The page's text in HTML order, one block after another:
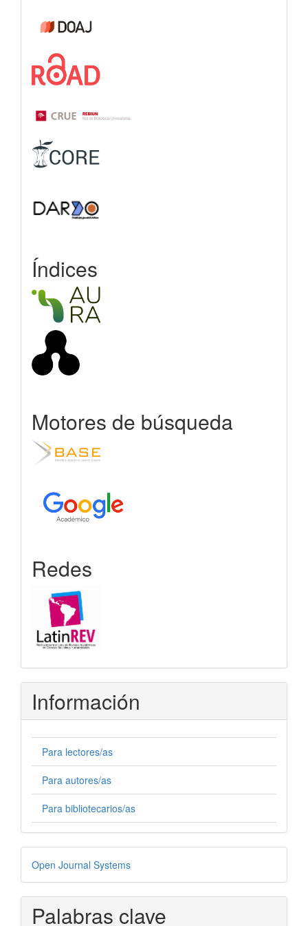
Índices
Motores de búsqueda
Redes
Información
Para lectores/as
Para autores/as
Para bibliotecarios/as
Desarrollado
por
Open Journal Systems
Palabras clave